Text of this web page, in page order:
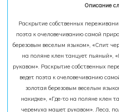
Описание
Раскрытие собственных
поэта к очеловечиванию самой
березовым веселым языком», «Спит
на поляне клен танцует пьяный»,
рукавом». Раскрытие собственных
ведет поэта к очеловечиванию
золотая березовым веселым
накидке», «Где-то на поляне клен
черемуха машет рукавом». Леса,